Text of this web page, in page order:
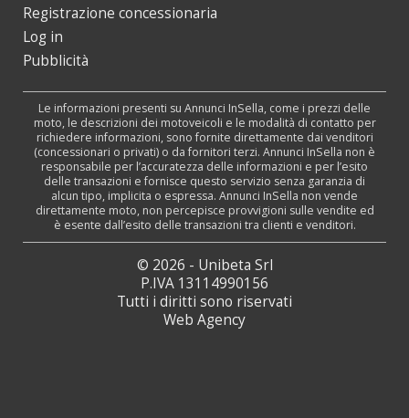
Registrazione concessionaria
Log in
Pubblicità
Le informazioni presenti su Annunci InSella, come i prezzi delle
moto, le descrizioni dei motoveicoli e le modalità di contatto per
richiedere informazioni, sono fornite direttamente dai venditori
(concessionari o privati) o da fornitori terzi. Annunci InSella non è
responsabile per l’accuratezza delle informazioni e per l’esito
delle transazioni e fornisce questo servizio senza garanzia di
alcun tipo, implicita o espressa. Annunci InSella non vende
direttamente moto, non percepisce provvigioni sulle vendite ed
è esente dall’esito delle transazioni tra clienti e venditori.
© 2026 - Unibeta Srl
P.IVA 13114990156
Tutti i diritti sono riservati
Web Agency